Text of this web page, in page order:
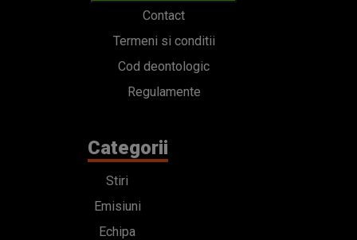
Contact
Termeni si conditii
Cod deontologic
Regulamente
Categorii
Stiri
Emisiuni
Echipa